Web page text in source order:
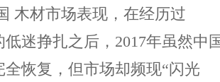
木材市场表现，在经历过
低迷挣扎之后，2017年虽然中
恢复，但市场却频现“闪光